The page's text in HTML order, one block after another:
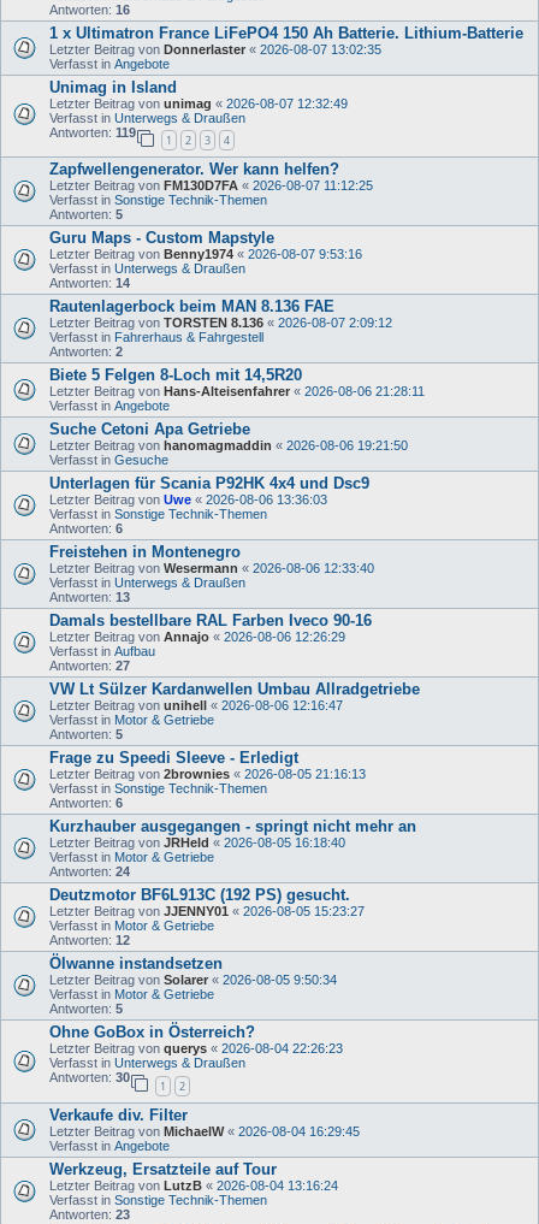
Antworten: 16
1 x Ultimatron France LiFePO4 150 Ah Batterie. Lithium-Batterie
Letzter Beitrag von Donnerlaster « 2026-08-07 13:02:35
Verfasst in Angebote
Unimag in Island
Letzter Beitrag von unimag « 2026-08-07 12:32:49
Verfasst in Unterwegs & Draußen
Antworten: 119
1 2 3 4
Zapfwellengenerator. Wer kann helfen?
Letzter Beitrag von FM130D7FA « 2026-08-07 11:12:25
Verfasst in Sonstige Technik-Themen
Antworten: 5
Guru Maps - Custom Mapstyle
Letzter Beitrag von Benny1974 « 2026-08-07 9:53:16
Verfasst in Unterwegs & Draußen
Antworten: 14
Rautenlagerbock beim MAN 8.136 FAE
Letzter Beitrag von TORSTEN 8.136 « 2026-08-07 2:09:12
Verfasst in Fahrerhaus & Fahrgestell
Antworten: 2
Biete 5 Felgen 8-Loch mit 14,5R20
Letzter Beitrag von Hans-Alteisenfahrer « 2026-08-06 21:28:11
Verfasst in Angebote
Suche Cetoni Apa Getriebe
Letzter Beitrag von hanomagmaddin « 2026-08-06 19:21:50
Verfasst in Gesuche
Unterlagen für Scania P92HK 4x4 und Dsc9
Letzter Beitrag von Uwe « 2026-08-06 13:36:03
Verfasst in Sonstige Technik-Themen
Antworten: 6
Freistehen in Montenegro
Letzter Beitrag von Wesermann « 2026-08-06 12:33:40
Verfasst in Unterwegs & Draußen
Antworten: 13
Damals bestellbare RAL Farben Iveco 90-16
Letzter Beitrag von Annajo « 2026-08-06 12:26:29
Verfasst in Aufbau
Antworten: 27
VW Lt Sülzer Kardanwellen Umbau Allradgetriebe
Letzter Beitrag von unihell « 2026-08-06 12:16:47
Verfasst in Motor & Getriebe
Antworten: 5
Frage zu Speedi Sleeve - Erledigt
Letzter Beitrag von 2brownies « 2026-08-05 21:16:13
Verfasst in Sonstige Technik-Themen
Antworten: 6
Kurzhauber ausgegangen - springt nicht mehr an
Letzter Beitrag von JRHeld « 2026-08-05 16:18:40
Verfasst in Motor & Getriebe
Antworten: 24
Deutzmotor BF6L913C (192 PS) gesucht.
Letzter Beitrag von JJENNY01 « 2026-08-05 15:23:27
Verfasst in Motor & Getriebe
Antworten: 12
Ölwanne instandsetzen
Letzter Beitrag von Solarer « 2026-08-05 9:50:34
Verfasst in Motor & Getriebe
Antworten: 5
Ohne GoBox in Österreich?
Letzter Beitrag von querys « 2026-08-04 22:26:23
Verfasst in Unterwegs & Draußen
Antworten: 30
1 2
Verkaufe div. Filter
Letzter Beitrag von MichaelW« 2026-08-04 16:29:45
Verfasst in Angebote
Werkzeug, Ersatzteile auf Tour
Letzter Beitrag von LutzB « 2026-08-04 13:16:24
Verfasst in Sonstige Technik-Themen
Antworten: 23